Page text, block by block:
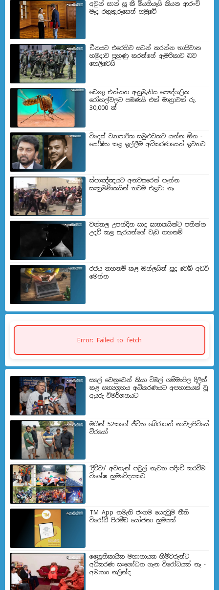
අවුන් සාන් සූ කී මියගියැයි කියන ආරංචි
මැද රතුකුරුසෙන් හමුවේ
චීනයට එරෙහිව සටන් කරන්න තායිවාන
හමුදාව පුහුණු කරන්නේ ඇමරිකාව බව
හෙලිවෙයි
ඩෙංගු එන්නත අනුමැතිය පෞද්ගලික
රෝහල්වලට පමණයි එක් මාත්‍රාවක් රු.
30,000 ක්
විදෙස් ව්‍යාපාරික සමුළුවකට යන්න ඕන -
යෝෂිත කළ ඉල්ලීම අධිකරණයෙන් ඉවතට
ස්පාඤ්ඤයට අනවසරෙන් පැන්න
සංක්‍රමණිකයින් තවම එළවා නෑ
වත්තල උපන්දින සාද ඝාතකයින්ට පනින්න
උදව් කළ සැරයන්ගේ වැඩ තහනම්
රජය තහනම් කළ ඔන්ලයින් සූදු වෙබ් අඩවි
මෙන්න
Error: Failed to fetch
සලේ වෙනුවෙන් කියා විමල් ගම්මංපිල දිලිත්
කළ සත්‍යග්‍රහය අධිකරණයට අපහාසයක් වූ
අයුරු විමර්ශනයට
මගීන් 52කගේ ජීවිත බේරා­ගත් නාව­ල­පි­ටියේ
වීරයෝ
‘දිට්වා’ අවතැන් පවුල් නැවත පදිංචි කරවීම
විශේෂ ක්‍රමවේදයකට
TM App නමැති ජංගම යෙදවුම නීති
විරෝධී පිරමීඩ යෝජනා ක්‍රමයක්
ත්‍රෛනිකායික මහානායක හිමිවරුන්ට
අධිකරණ සංශෝධන ගැන විරෝධයක් නෑ -
අමාත්‍ය නලින්ද